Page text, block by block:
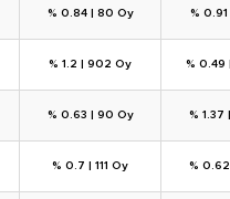
% 0.84 80 Oy % 0.91
% 1.2 902 Oy % 0.49
% 0.63 90 Oy % 1.37
% 0.7 111 Oy % 0.62